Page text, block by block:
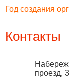
Год создания
Контакты
проезд,